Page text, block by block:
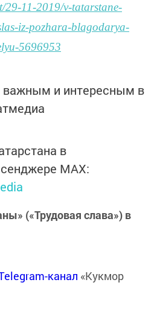
29-11-2019/v-tatarstane-
iz-pozhara-blagodarya-
5696953
и интересным в
в
MАХ:
(«Трудовая слава») в
канал «Кукмор